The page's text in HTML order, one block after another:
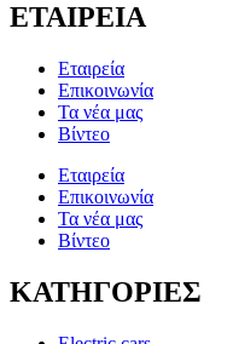
ΕΤΑΙΡΕΙΑ
Εταιρεία
Επικοινωνία
Τα νέα μας
Βίντεο
Εταιρεία
Επικοινωνία
Τα νέα μας
Βίντεο
ΚΑΤΗΓΟΡΙΕΣ